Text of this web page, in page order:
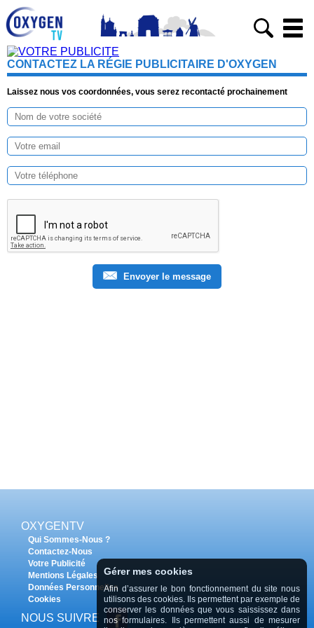
CONTACTEZ LA RÉGIE PUBLICITAIRE D'OXYGEN
Laissez nous vos coordonnées, vous serez recontacté prochainement
Envoyer le message
OXYGENTV
Qui Sommes-Nous ?
Contactez-Nous
Votre Publicité
Mentions Légales
Données Personnelles
Cookies
NOUS SUIVRE
Gérer mes cookies
Afin d’assurer le bon fonctionnement du site nous
utilisons des cookies. Ils permettent par exemple de
conserver les données que vous saississez dans
nos formulaires. Ils permettent aussi de mesurer